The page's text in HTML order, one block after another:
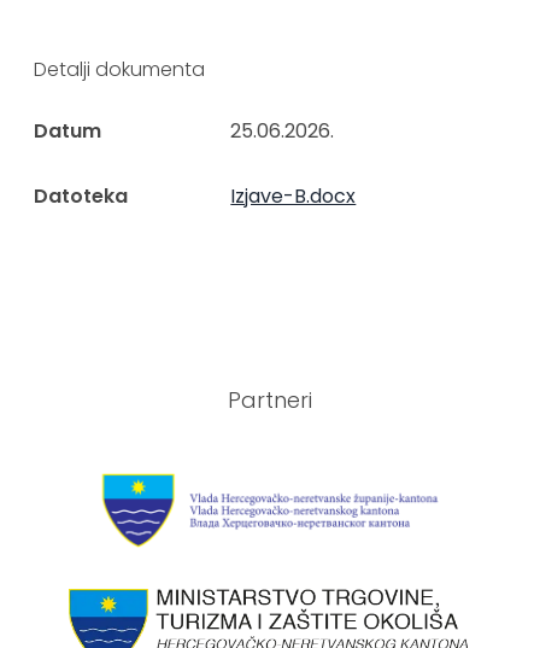
Detalji dokumenta
Datum 25.06.2026.
Datoteka Izjave-B.docx
Partneri